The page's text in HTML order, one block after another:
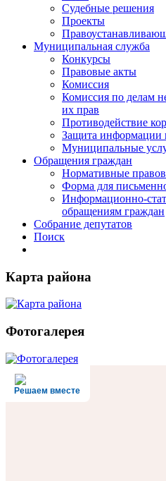
Судебные решения
Проекты
Муниципальная служба
Конкурсы
Правовые акты
Комиссия
Комиссия по делам
их прав
Противодействие
Защита информации
Муниципальные
Обращения граждан
Нормативные
Форма для
Информационно-
обращениям граждан
Собрание депутатов
Поиск
Карта района
Фотогалерея
Решаем вместе